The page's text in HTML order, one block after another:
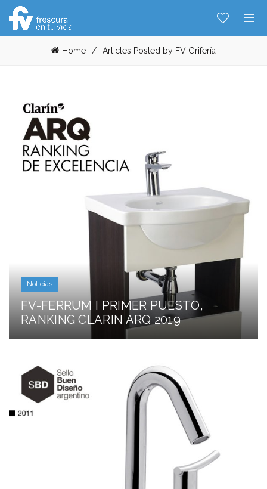
Home Articles Posted by FV Grifería
Noticias
FV-FERRUM I PRIMER PUESTO,
RANKING CLARIN ARQ 2019
Hablemos...
Solo tenes que decirme: Hola